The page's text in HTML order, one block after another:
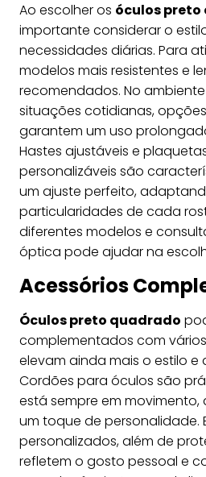
Ao escolher os óculos
importante considerar o
necessidades diárias. Para
modelos mais resistentes e
recomendados. No
situações cotidianas,
garantem um uso
Hastes ajustáveis e
personalizáveis são
um ajuste perfeito,
particularidades de cada
diferentes modelos e
óptica pode ajudar na
Acessórios
Óculos preto quadrado
complementados com
elevam ainda mais o estilo e
Cordões para óculos são
está sempre em
um toque de personalidade.
personalizados, além de
refletem o gosto pessoal e